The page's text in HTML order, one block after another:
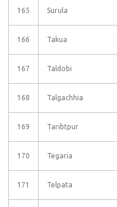
165 Surula
166 Takua
167 Taldobi
168 Talgachhia
169 Taribtpur
170 Tegaria
171 Telpata